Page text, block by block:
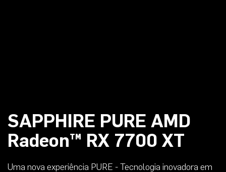
SAPPHIRE PURE AMD
Radeon™ RX 7700 XT
Uma nova experiência PURE - Tecnologia inovadora em